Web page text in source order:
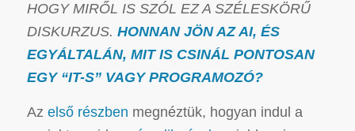
HOGY MIRŐL IS SZÓL EZ A SZÉLESKÖRŰ
DISKURZUS. HONNAN JÖN AZ AI, ÉS
EGYÁLTALÁN, MIT IS CSINÁL PONTOSAN
EGY “IT-S” VAGY PROGRAMOZÓ?
Az első részben megnéztük, hogyan indul a